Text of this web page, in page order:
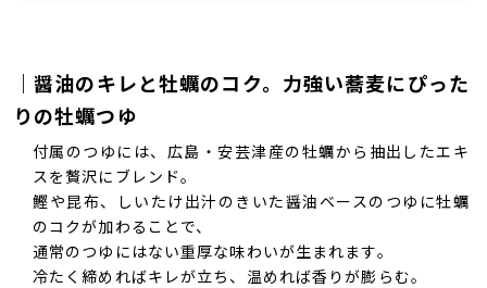
｜醤油のキレと牡蠣のコク。力強い蕎麦にぴった
りの牡蠣つゆ
付属のつゆには、広島・安芸津産の牡蠣から抽出したエキ
スを贅沢にブレンド。
鰹や昆布、しいたけ出汁のきいた醤油ベースのつゆに牡蠣
のコクが加わることで、
通常のつゆにはない重厚な味わいが生まれます。
冷たく締めればキレが立ち、温めれば香りが膨らむ。